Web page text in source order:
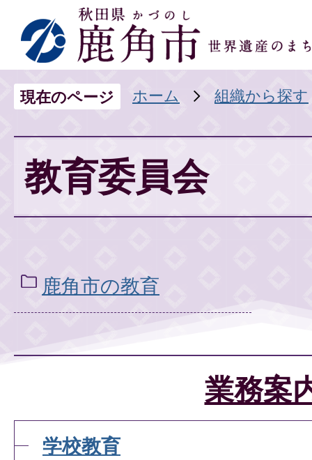
現在のページ ホーム 組織から探す
教育委員会
鹿角市の教育
業務案
学校教育